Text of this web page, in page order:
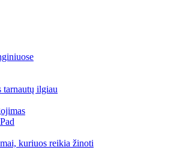
ilgiau
kuriuos reikia žinoti